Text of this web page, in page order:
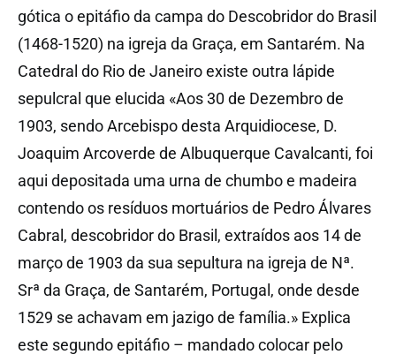
gótica o epitáfio da campa do Descobridor do Brasil
(1468-1520) na igreja da Graça, em Santarém. Na
Catedral do Rio de Janeiro existe outra lápide
sepulcral que elucida «Aos 30 de Dezembro de
1903, sendo Arcebispo desta Arquidiocese, D.
Joaquim Arcoverde de Albuquerque Cavalcanti, foi
aqui depositada uma urna de chumbo e madeira
contendo os resíduos mortuários de Pedro Álvares
Cabral, descobridor do Brasil, extraídos aos 14 de
março de 1903 da sua sepultura na igreja de Nª.
Srª da Graça, de Santarém, Portugal, onde desde
1529 se achavam em jazigo de família.» Explica
este segundo epitáfio – mandado colocar pelo